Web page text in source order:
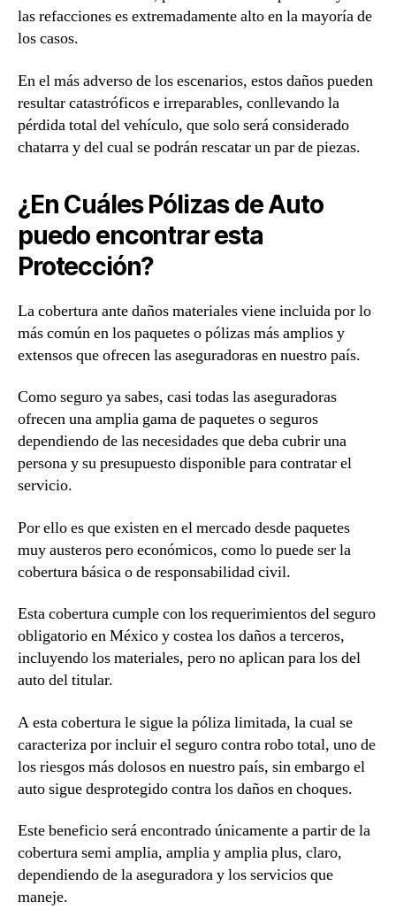
las refacciones es extremadamente alto en la mayoría de
los casos.
En el más adverso de los escenarios, estos daños pueden
resultar catastróficos e irreparables, conllevando la
pérdida total del vehículo, que solo será considerado
chatarra y del cual se podrán rescatar un par de piezas.
¿En Cuáles Pólizas de Auto
puedo encontrar esta
Protección?
La cobertura ante daños materiales viene incluida por lo
más común en los paquetes o pólizas más amplios y
extensos que ofrecen las aseguradoras en nuestro país.
Como seguro ya sabes, casi todas las aseguradoras
ofrecen una amplia gama de paquetes o seguros
dependiendo de las necesidades que deba cubrir una
persona y su presupuesto disponible para contratar el
servicio.
Por ello es que existen en el mercado desde paquetes
muy austeros pero económicos, como lo puede ser la
cobertura básica o de responsabilidad civil.
Esta cobertura cumple con los requerimientos del seguro
obligatorio en México y costea los daños a terceros,
incluyendo los materiales, pero no aplican para los del
auto del titular.
A esta cobertura le sigue la póliza limitada, la cual se
caracteriza por incluir el seguro contra robo total, uno de
los riesgos más dolosos en nuestro país, sin embargo el
auto sigue desprotegido contra los daños en choques.
Este beneficio será encontrado únicamente a partir de la
cobertura semi amplia, amplia y amplia plus, claro,
dependiendo de la aseguradora y los servicios que
maneje.